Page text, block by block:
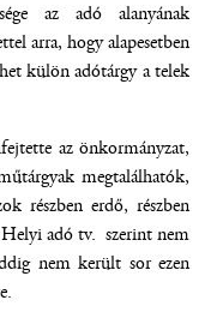
az adó alanyának
arra, hogy alapesetben
külön adótárgy a telek
az önkormányzat,
megtalálhatók,
részben erdő, részben
Helyi adó tv. szerint nem
nem került sor ezen